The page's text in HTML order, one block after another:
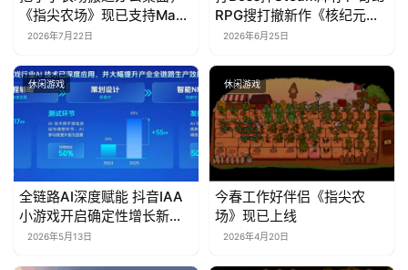
《指尖农场》现已支持Mac
系统！
2026年7月22日
RPG搜打撤新作《核纪元》
正式上线Steam：武器属性
2026年6月25日
休闲游戏
全链路AI深度赋能 抖音IAA
小游戏开启确定性增长新周
期2026年5月13日
休闲游戏
今春工作好伴侣《指尖农
场》现已上线
2026年4月20日